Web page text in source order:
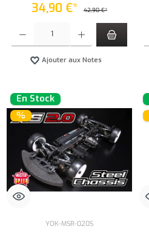
34,90 €* 42,90 €*
Ajouter aux Notes
En Stock
%
YOK-MSR-020S